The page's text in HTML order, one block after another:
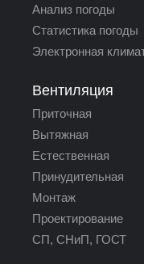
Анализ погоды
Статистика погоды
Электронная
Вентиляция
Приточная
Вытяжная
Естественная
Принудительная
Монтаж
Проектирование
СП, СНиП, ГОСТ